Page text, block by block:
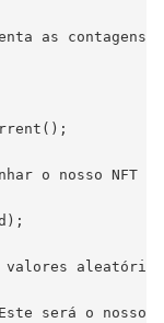
as contagens
o nosso NFT
valores
será o nosso